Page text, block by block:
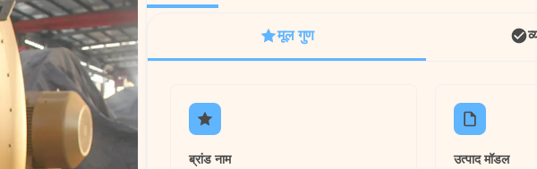
मूल गुण
ब्रांड नाम उत्पाद मॉडल